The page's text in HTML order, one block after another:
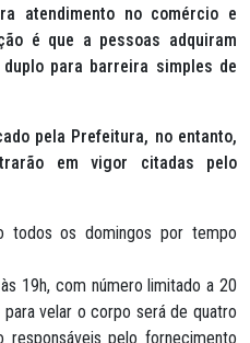
atendimento no comércio e
é que a pessoas adquiram
para barreira simples de
pela Prefeitura, no entanto,
em vigor citadas pelo
todos os domingos por tempo
19h, com número limitado a 20
velar o corpo será de quatro
responsáveis pelo fornecimento